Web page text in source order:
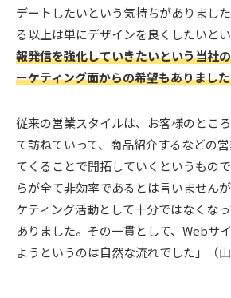
デートしたいという気持ちがありまし
る以上は単にデザインを良くしたいとい
報発信を強化していきたいという当社
ーケティング面からの希望もありまし
従来の営業スタイルは、お客様のとこ
て訪ねていって、商品紹介するなどの
てくることで開拓していくというもの
らが全て非効率であるとは言いません
ケティング活動として十分ではなくな
ありました。その一貫として、Webサ
ようというのは自然な流れでした」（山